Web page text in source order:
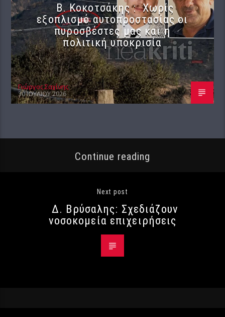
Β. Κοκοτσάκης : Χωρίς
εξοπλισμό αυτοπροστασίας οι
πυροσβέστες μας και η
πολιτική υποκρισία
Γιώργος Σαχίνης
30 ΙΟΥΛΊΟΥ 2026
Continue reading
Next post
Δ. Βρύσαλης: Σχεδιάζουν
νοσοκομεία επιχειρήσεις